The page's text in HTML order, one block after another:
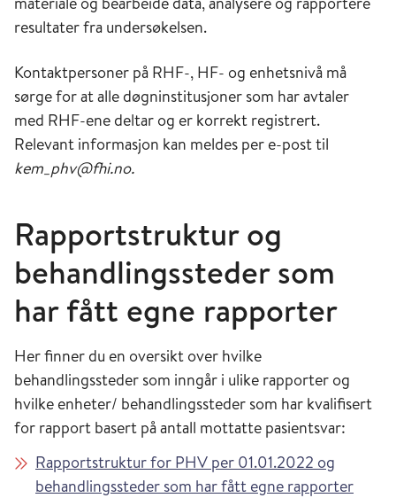
resultater fra undersøkelsen.
Kontaktpersoner på RHF-, HF- og enhetsnivå må
sørge for at alle døgninstitusjoner som har avtaler
med RHF-ene deltar og er korrekt registrert.
Relevant informasjon kan meldes per e-post til
kem_phv@fhi.no.
Rapportstruktur og
behandlingssteder som
har fått egne rapporter
Her finner du en oversikt over hvilke
behandlingssteder som inngår i ulike rapporter og
hvilke enheter/ behandlingssteder som har kvalifisert
for rapport basert på antall mottatte pasientsvar:
Rapportstruktur for PHV per 01.01.2022 og
behandlingssteder som har fått egne rapporter